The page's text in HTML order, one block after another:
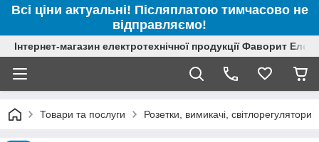
Всі ціни актуальні! Післяплатою тимчасово не
відправляємо!
Інтернет-магазин електротехнічної продукції Фаворит
Товари та послуги Розетки, вимикачі, світлорегулятори